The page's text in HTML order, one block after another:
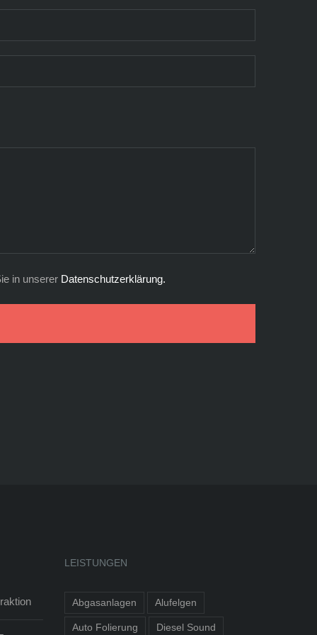
in unserer Datenschutzerklärung.
LEISTUNGEN
Abgasanlagen Alufelgen
Auto Folierung Diesel Sound